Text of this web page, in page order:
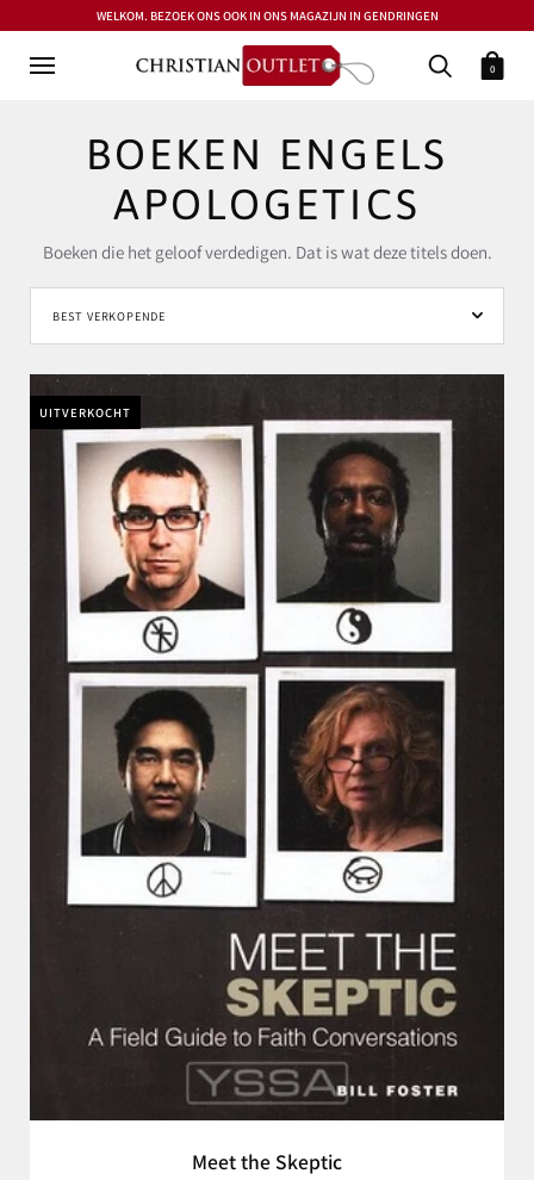
WELKOM. BEZOEK ONS OOK IN ONS MAGAZIJN IN GENDRINGEN
0
BOEKEN ENGELS
APOLOGETICS
Boeken die het geloof verdedigen. Dat is wat deze titels doen.
UITVERKOCHT
Meet the Skeptic